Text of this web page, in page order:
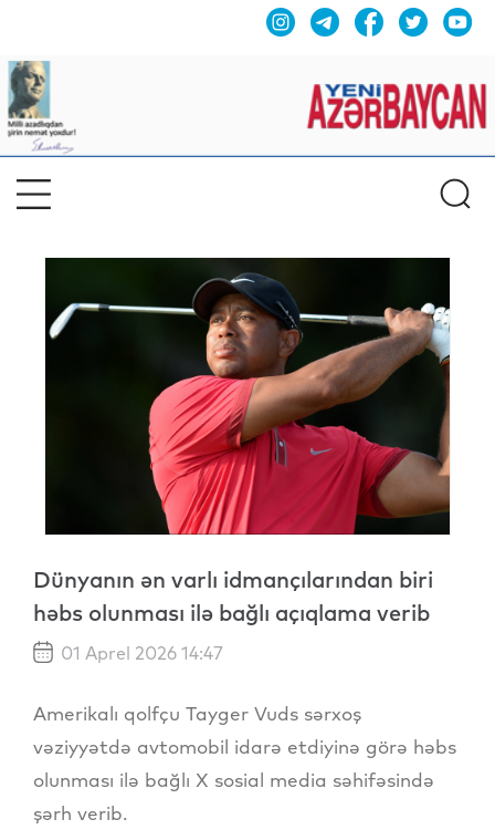
Dünyanın ən varlı idmançılarından biri
həbs olunması ilə bağlı açıqlama verib
01 Aprel 2026 14:47
Amerikalı qolfçu Tayger Vuds sərxoş
vəziyyətdə avtomobil idarə etdiyinə görə həbs
olunması ilə bağlı X sosial media səhifəsində
şərh verib.